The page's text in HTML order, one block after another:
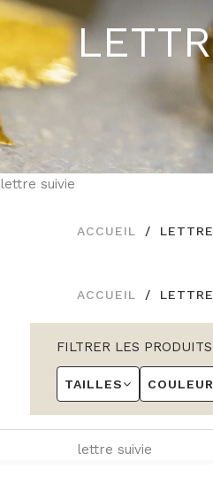
lettre suivie
ACCUEIL
ACCUEIL
FILTRER LES
TAILLES
lettre suivie